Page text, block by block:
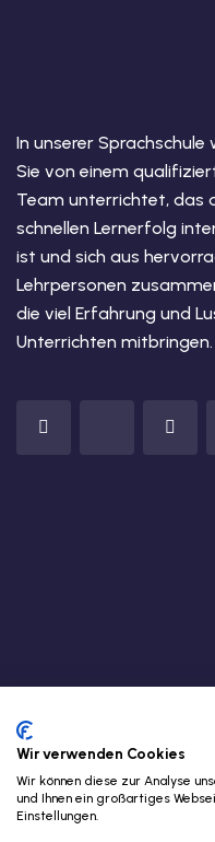
In unserer Sprachschule
Sie von einem
Team unterrichtet, das
schnellen Lernerfolg
ist und sich aus
Lehrpersonen
die viel Erfahrung und
Unterrichten mitbringen.
Wir verwenden Cookies
Wir können diese zur Analyse
und Ihnen ein großartiges
Einstellungen.